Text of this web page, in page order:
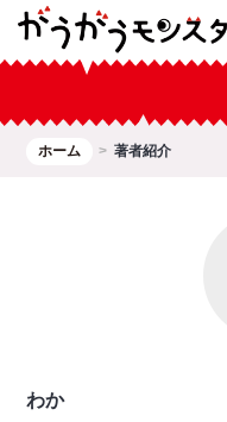
ホーム 著者紹介
わか